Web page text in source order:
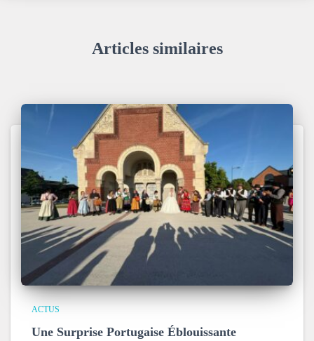
Articles similaires
ACTUS
Une Surprise Portugaise Éblouissante